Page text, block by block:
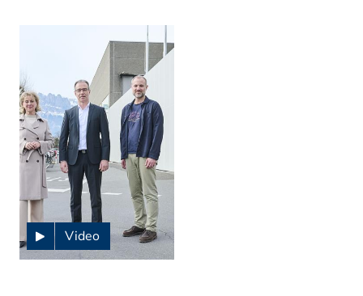
Video